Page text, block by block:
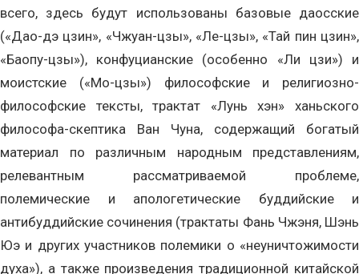
всего, здесь будут использованы базовые даосские
(«Дао-дэ цзин», «Чжуан-цзы», «Ле-цзы», «Тай пин цзин»,
«Баопу-цзы»), конфуцианские (особенно «Ли цзи») и
моистские («Мо-цзы») философские и религиозно-
философские тексты, трактат «Лунь хэн» ханьского
философа-скептика Ван Чуна, содержащий богатый
материал по различным народным представлениям,
релевантным рассматриваемой проблеме,
полемические и апологетические буддийские и
антибуддийские сочинения (трактаты Фань Чжэня, Шэнь
Юэ и других участников полемики о «неуничтожимости
духа»), а также произведения традиционной китайской